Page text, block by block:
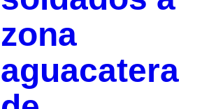
zona
aguacatera